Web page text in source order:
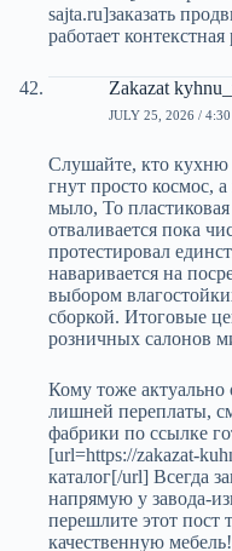
sajta.ru]заказать
работает контекстная
Zakazat
JULY 25, 2026 /
Слушайте, кто кухню
гнут просто космос,
мыло, То
отваливается пока
протестировал
наваривается на
выбором
сборкой. Итоговые
розничных салонов
Кому тоже актуально
лишней переплаты,
фабрики по ссылке
[url=https://zakazat-
каталог[/url] Всегда
напрямую у завода-
перешлите этот пост
качественную